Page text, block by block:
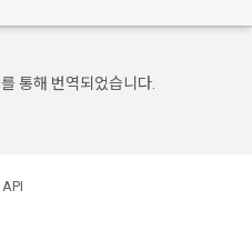
를 통해 번역되었습니다.
API